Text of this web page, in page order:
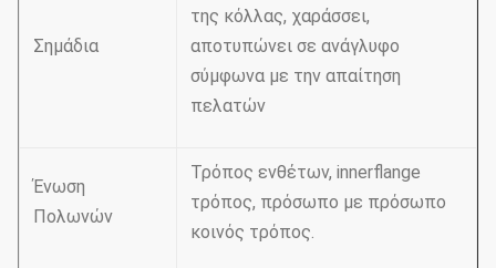
Σημάδια
της κόλλας, χαράσσει,
αποτυπώνει σε ανάγλυφο
σύμφωνα με την απαίτηση
πελατών
Ένωση
Πολωνών
Τρόπος ενθέτων, innerflange
τρόπος, πρόσωπο με πρόσωπο
κοινός τρόπος.